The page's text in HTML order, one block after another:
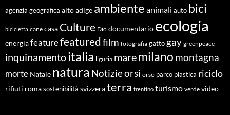
agenzia geografica alto adige ambiente animali auto bici
bicicletta cane casa Culture Dio documentario ecologia
energiafeaturefeaturedfilm fotografia gatto gay greenpeace
inquinamentoitalia liguria maremilano montagna
morte Natale natura Notizieorsi orso parco plastica riciclo
rifiuti roma sostenibilità svizzeraterra trentino turismo verde video